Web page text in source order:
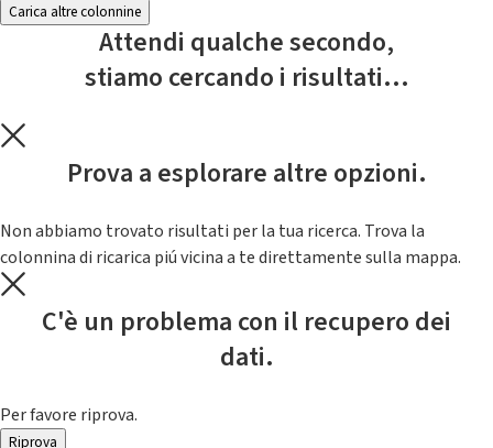
Carica altre colonnine
Attendi qualche secondo,
stiamo cercando i risultati...
Prova a esplorare altre opzioni.
Non abbiamo trovato risultati per la tua ricerca. Trova la
colonnina di ricarica piú vicina a te direttamente sulla mappa.
C'è un problema con il recupero dei
dati.
Per favore riprova.
Riprova